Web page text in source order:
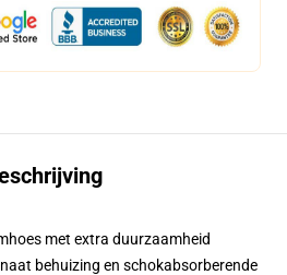
met extra duurzaamheid
behuizing en schokabsorberende